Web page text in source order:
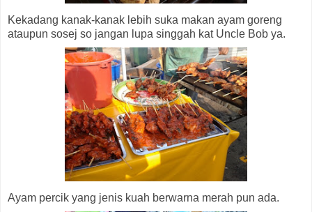
Kekadang kanak-kanak lebih suka makan ayam goreng
ataupun sosej so jangan lupa singgah kat Uncle Bob ya.
Ayam percik yang jenis kuah berwarna merah pun ada.